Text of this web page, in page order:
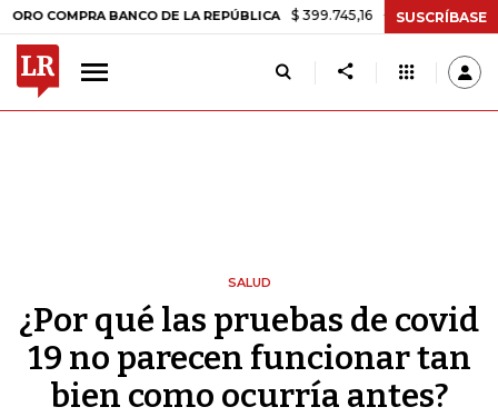
BANCO DE LA REPÚBLICA $ 399.745,16 +$ 2.295,71 +0,58%
SUSCRÍBASE
SALUD
¿Por qué las pruebas de covid
19 no parecen funcionar tan
bien como ocurría antes?